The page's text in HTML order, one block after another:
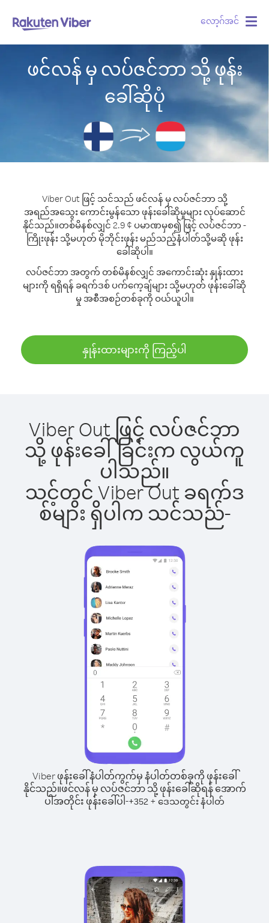
လော့ဂ်အင်
ဖင်လန် မှ လပ်ဇင်ဘာ သို့ ဖုန်း
ခေါ်ဆိုပုံ
Viber Out ဖြင့် သင်သည် ဖင်လန် မှ လပ်ဇင်ဘာ သို့
အရည်အသွေး ကောင်းမွန်သော ဖုန်းခေါ်ဆိုမှုများ လုပ်ဆောင်
နိုင်သည်။တစ်မိနစ်လျှင် 2.9 ¢ ပမာဏမှစ၍ ဖြင့် လပ်ဇင်ဘာ -
ကြိုးဖုန်း သို့မဟုတ် မိုဘိုင်းဖုန်း မည်သည့်နံပါတ်သို့မဆို ဖုန်း
ခေါ်ဆိုပါ။
လပ်ဇင်ဘာ အတွက် တစ်မိနစ်လျှင် အကောင်းဆုံး နှုန်းထား
များကို ရရှိရန် ခရက်ဒစ် ပက်ကေ့ချ်များ သို့မဟုတ် ဖုန်းခေါ်ဆို
မှု အစီအစဉ်တစ်ခုကို ဝယ်ယူပါ။
နှုန်းထားများကို ကြည့်ပါ
Viber Out ဖြင့် လပ်ဇင်ဘာ
သို့ ဖုန်းခေါ်ခြင်းက လွယ်ကူ
ပါသည်။
သင့်တွင် Viber Out ခရက်ဒ
စ်များ ရှိပါက သင်သည်-
Viber ဖုန်းခေါ်နံပါတ်ကွက်မှ နံပါတ်တစ်ခုကို ဖုန်းခေါ်
နိုင်သည်။ဖင်လန် မှ လပ်ဇင်ဘာ သို့ ဖုန်းခေါ်ဆိုရန် အောက်
ပါအတိုင်း ဖုန်းခေါ်ပါ-+352 +ဒေသတွင်း နံပါတ်